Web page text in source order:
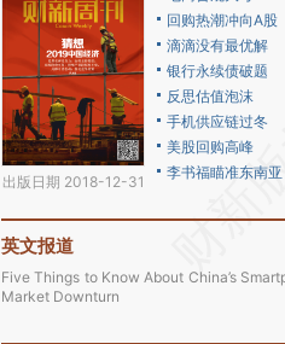
出版日期 2018-12-31
回购热潮冲向A股
滴滴没有最优解
银行永续债破题
反思估值泡沫
手机供应链过冬
美股回购高峰
李书福瞄准东南亚
英文报道
Five Things to Know About China’s
Market Downturn